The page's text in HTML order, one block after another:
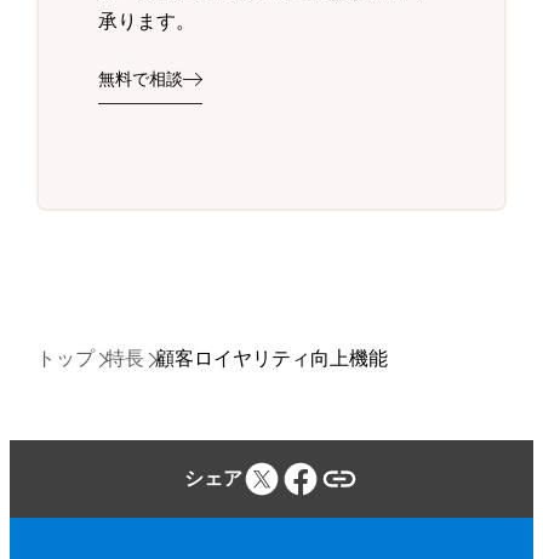
承ります。
無料で相談
トップ 特長 顧客ロイヤリティ向上機能
シェア